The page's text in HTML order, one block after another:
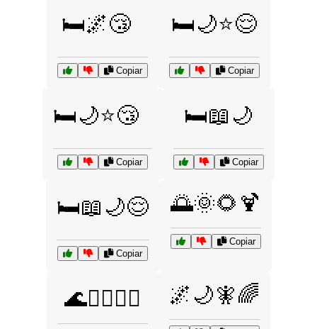
🛏️🌌😴
Copiar
🛏️🌙⭐😌
Copiar
🛏️🌙⭐😴
Copiar
🛏️📖🌙
Copiar
🛏️📖🌙😌
Copiar
🌅🌞🌻🍹
Copiar
🌊🏄‍♀️🏄‍♂️ 🌌🌙🧚🌈